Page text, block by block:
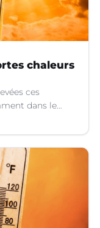
chaleurs
ces
dans le